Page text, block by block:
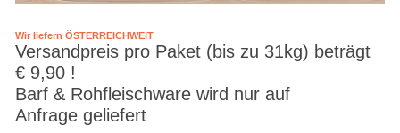
Wir liefern ÖSTERREICHWEIT
Versandpreis pro Paket (bis zu 31kg) beträgt
€ 9,90 !
Barf & Rohfleischware wird nur auf
Anfrage geliefert